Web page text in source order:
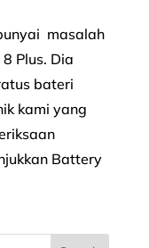
masalah
Plus. Dia
bateri
kami yang
Battery